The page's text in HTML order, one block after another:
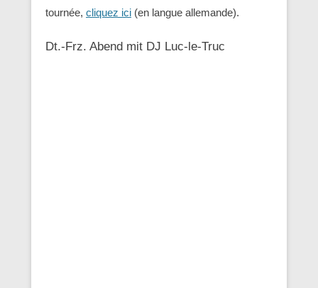
tournée, cliquez ici (en langue allemande).
Dt.-Frz. Abend mit DJ Luc-le-Truc